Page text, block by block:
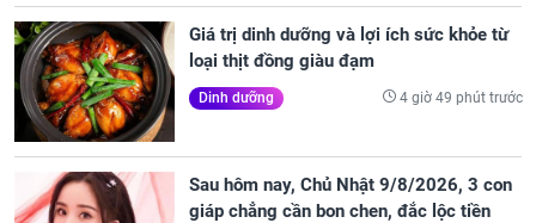
Giá trị dinh dưỡng và lợi ích sức khỏe từ
loại thịt đồng giàu đạm
Dinh dưỡng 4 giờ 49 phút trước
Sau hôm nay, Chủ Nhật 9/8/2026, 3 con
giáp chẳng cần bon chen, đắc lộc tiền